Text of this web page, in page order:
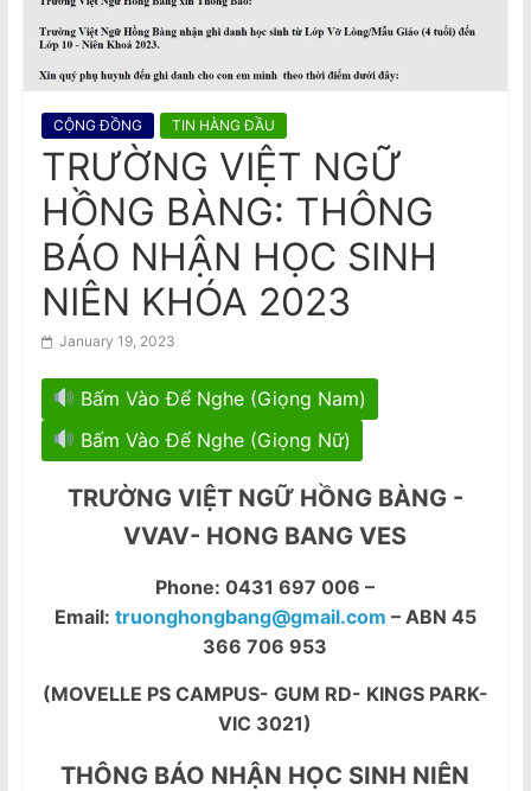
a
m
s
e
N
e
w
s
p
p
e
r
National Stroke Week: Thay đổi lối
phòng ngừa đột quỵ, theo nghiên
cứu Úc
CỘNG ĐỒNG TIN HÀNG ĐẦU
TRƯỜNG VIỆT NGỮ
HỒNG BÀNG: THÔNG
BÁO NHẬN HỌC SINH
NIÊN KHÓA 2023
January 19, 2023
Bấm Vào Để Nghe (Giọng Nam)
Bấm Vào Để Nghe (Giọng Nữ)
TRƯỜNG VIỆT NGỮ HỒNG BÀNG -
VVAV- HONG BANG VES
Phone: 0431 697 006 –
Email: truonghongbang@gmail.com – ABN 45
366 706 953
(MOVELLE PS CAMPUS- GUM RD- KINGS PARK-
VIC 3021)
THÔNG BÁO NHẬN HỌC SINH NIÊN